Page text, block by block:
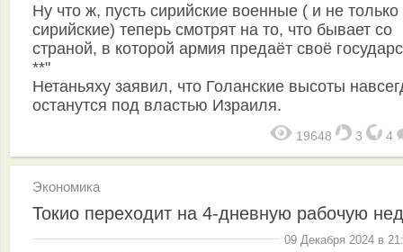
Ну что ж, пусть сирийские военные ( и не только
сирийские) теперь смотрят на то, что бывает со
страной, в которой армия предаёт своё
**"
Нетаньяху заявил, что Голанские высоты
останутся под властью Израиля.
19648 3 4
Экономика
Токио переходит на 4-дневную рабочую
09 Декабря 2024 в